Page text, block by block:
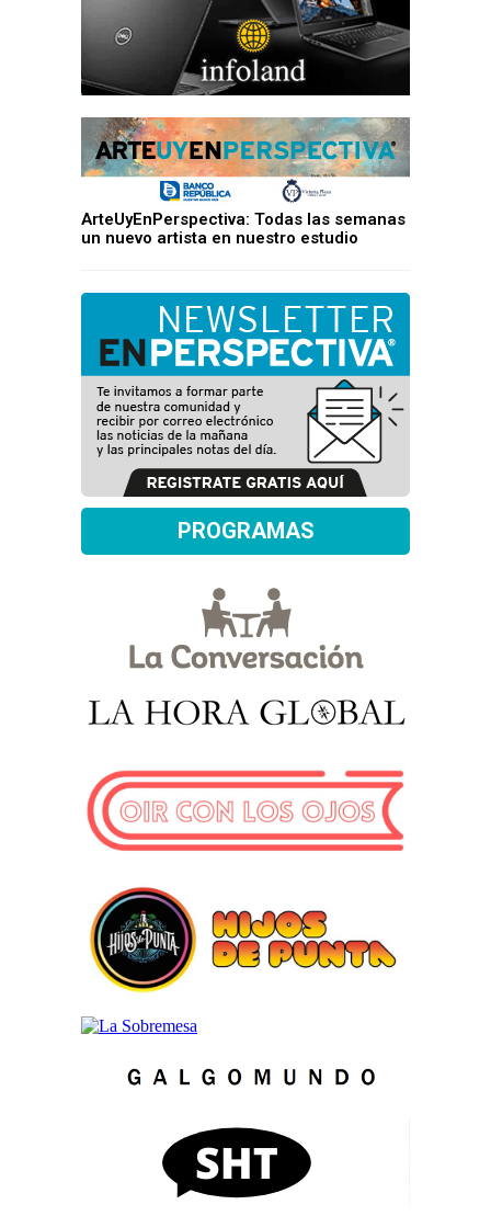
ArteUyEnPerspectiva: Todas las semanas
un nuevo artista en nuestro estudio
PROGRAMAS